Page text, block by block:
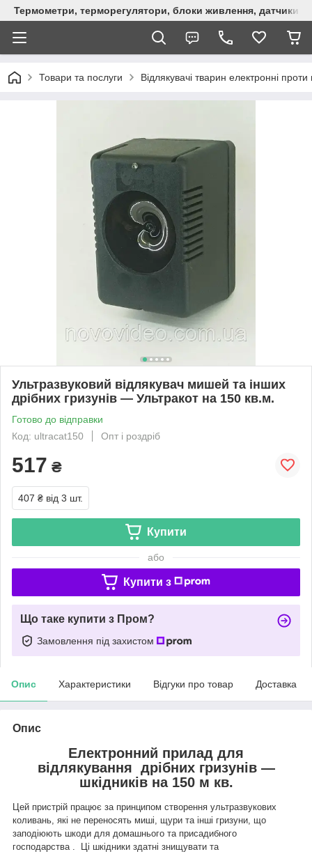
Термометри, терморегулятори, блоки живлення, датчики,
Товари та послуги Відлякувачі тварин електронні проти
Ультразвуковий відлякувач мишей та інших
дрібних гризунів — Ультракот на 150 кв.м.
Готово до відправки
Код: ultracat150
Опт і роздріб
517 ₴
407 ₴ від 3 шт.
Купити
або
Купити з
Що таке купити з Пром?
Замовлення під захистом
Опис Характеристики Відгуки про товар Доставка
Опис
Електронний прилад для
відлякування дрібних гризунів —
шкідників на 150 м кв.
Цей пристрій працює за принципом створення ультразвукових
коливань, які не переносять миші, щури та інші гризуни, що
заподіюють шкоди для домашнього та присадибного
господарства . Ці шкідники здатні знищувати та